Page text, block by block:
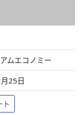
ムエコノミー
25日
ト